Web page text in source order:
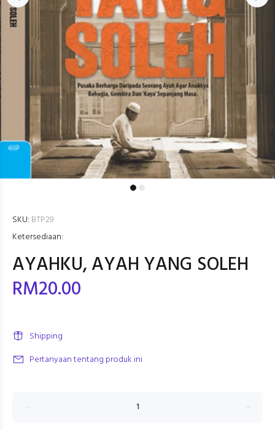
SKU: BTP29
Ketersediaan:
AYAHKU, AYAH YANG SOLEH
RM20.00
Shipping
Pertanyaan tentang produk ini